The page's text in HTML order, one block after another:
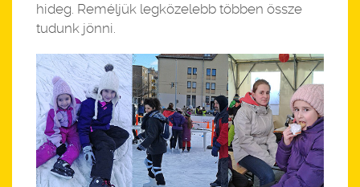
hideg. Reméljük legközelebb többen össze
tudunk jönni.